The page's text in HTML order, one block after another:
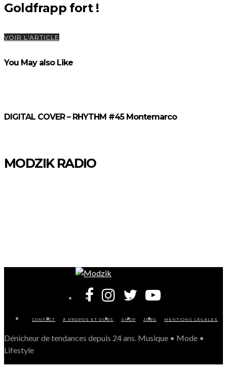
Goldfrapp fort !
VOIR L'ARTICLE
You May also Like
DIGITAL COVER – RHYTHM #45 Montemarco
MODZIK RADIO
CONTACT À PROPOS ET OURS SHOP JOBS MENTIONS LÉGALES
Dénicheur de tendances depuis 24 ans. Musique • Mode •
Lifestyle